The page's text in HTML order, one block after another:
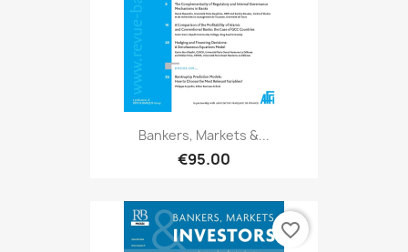
Bankers, Markets &...
€95.00
favorite_border